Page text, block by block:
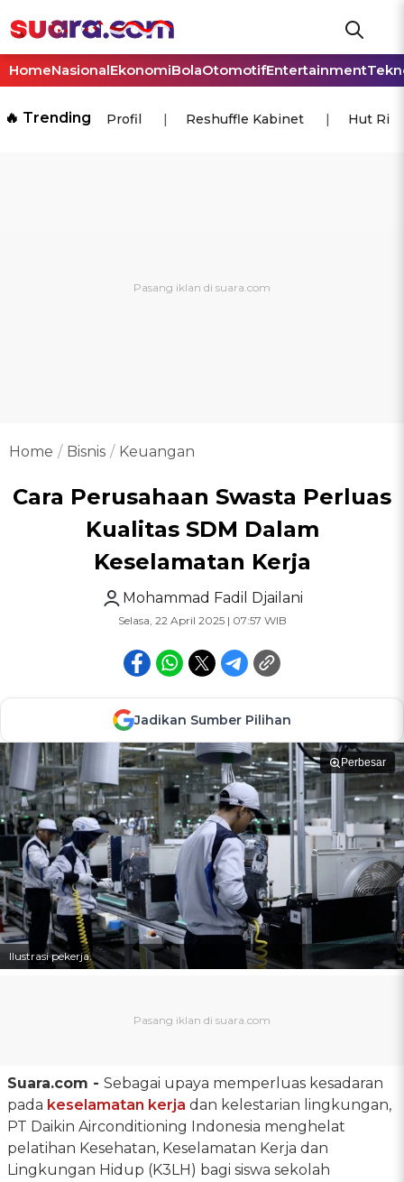
HomeNasionalEkonomiBolaOtomotifEntertainment
🔥 Trending Profil Reshuffle Kabinet Hut Ri
Home Bisnis Keuangan
Cara Perusahaan Swasta Perluas
Kualitas SDM Dalam
Keselamatan Kerja
Mohammad Fadil Djailani
Selasa, 22 April 2025 | 07:57 WIB
Jadikan Sumber Pilihan
Perbesar
Ilustrasi pekerja.
Suara.com - Sebagai upaya memperluas kesadaran
pada keselamatan kerja dan kelestarian lingkungan,
PT Daikin Airconditioning Indonesia menghelat
pelatihan Kesehatan, Keselamatan Kerja dan
Lingkungan Hidup (K3LH) bagi siswa sekolah